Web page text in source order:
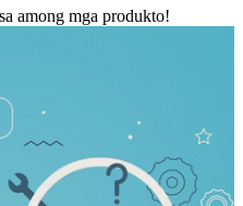
among mga produkto!